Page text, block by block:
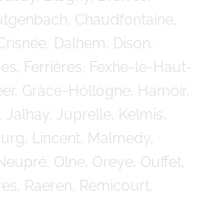
Chaudfontaine,
Dalhem, Dison,
Ferrières, Fexhe-le-Haut-
Grâce-Hollogne, Hamoir,
Juprelle, Kelmis,
Lincent, Malmedy,
Olne, Oreye, Ouffet,
Raeren, Remicourt,